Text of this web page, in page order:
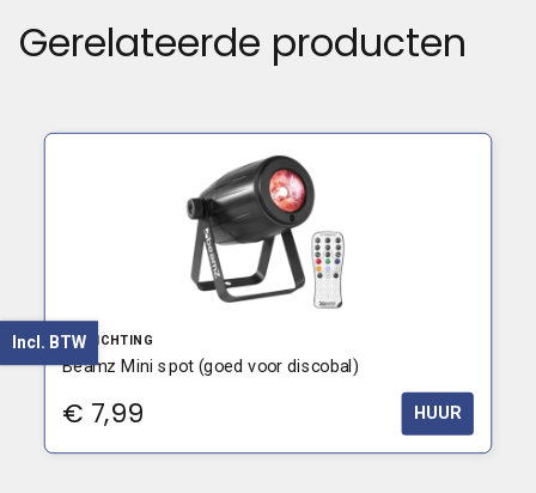
Gerelateerde producten
VERLICHTING
Beamz Mini spot (goed voor discobal)
€ 7,99 HUUR
Incl. BTW